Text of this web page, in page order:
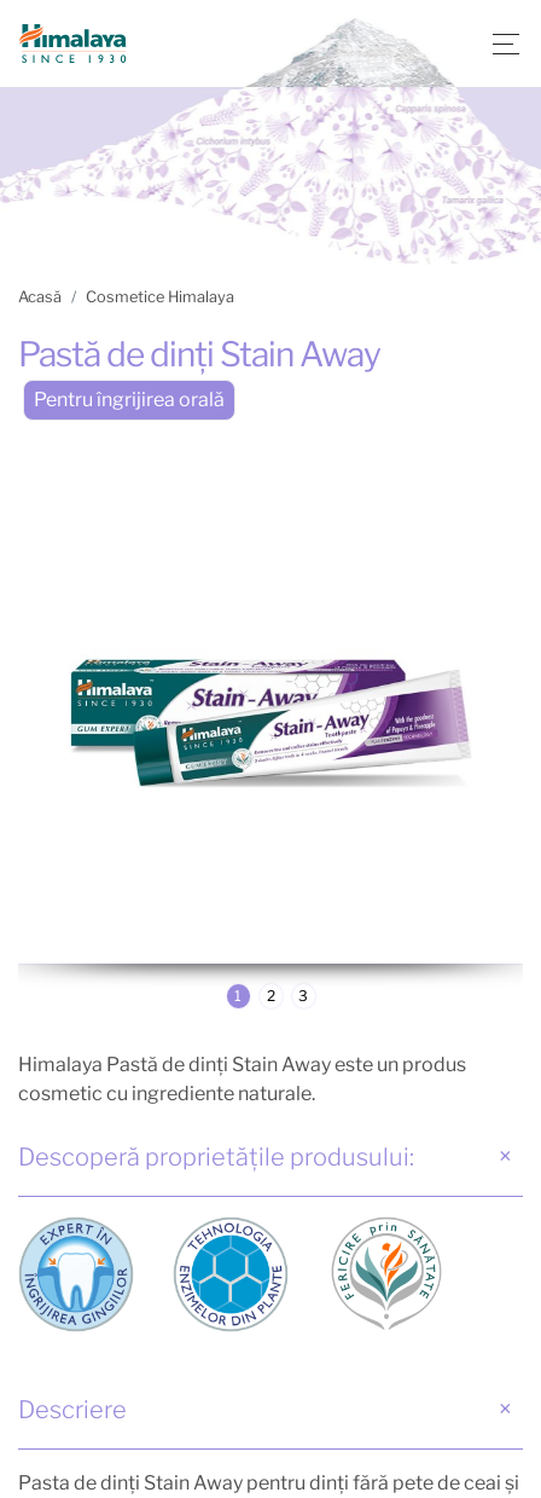
Acasă Cosmetice Himalaya
Pastă de dinți Stain Away
Pentru îngrijirea orală
1 2 3
Himalaya Pastă de dinți Stain Away este un produs
cosmetic cu ingrediente naturale.
Descoperă proprietățile produsului:
Descriere
Pasta de dinţi Stain Away pentru dinţi fără pete de ceai şi